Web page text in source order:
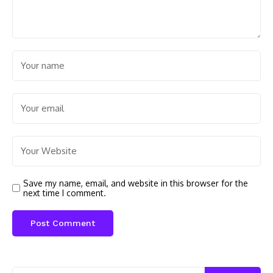
Save my name, email, and website in this browser for the
next time I comment.